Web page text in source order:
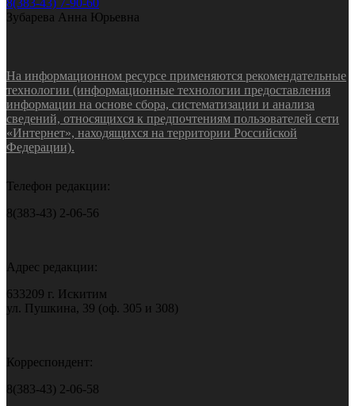
8(383-43) 7-90-60
Зубарева Анна Юрьевна
На информационном ресурсе применяются рекомендательные
технологии (информационные технологии предоставления
информации на основе сбора, систематизации и анализа
сведений, относящихся к предпочтениям пользователей сети
«Интернет», находящихся на территории Российской
Федерации).
Телефон редакции:
8(383-43) 2-06-56
Адрес редакции:
633209 г. Искитим
ул. Пушкина, 39 (оф. 305 и 308)
Корреспондент:
8(383-43) 2-06-58